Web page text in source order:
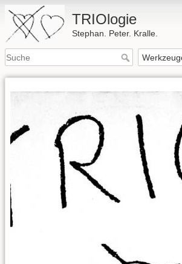
TRIOlogie
Stephan. Peter. Kralle.